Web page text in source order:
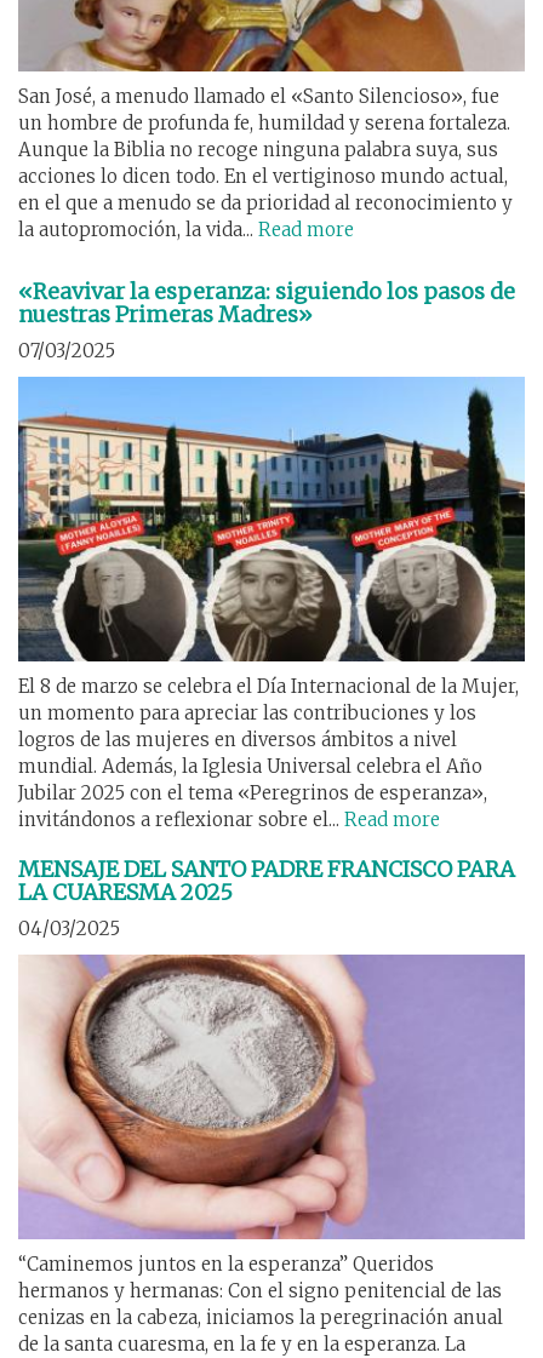
San José, a menudo llamado el «Santo Silencioso», fue
un hombre de profunda fe, humildad y serena fortaleza.
Aunque la Biblia no recoge ninguna palabra suya, sus
acciones lo dicen todo. En el vertiginoso mundo actual,
en el que a menudo se da prioridad al reconocimiento y
la autopromoción, la vida... Read more
«Reavivar la esperanza: siguiendo los pasos de
nuestras Primeras Madres»
07/03/2025
El 8 de marzo se celebra el Día Internacional de la Mujer,
un momento para apreciar las contribuciones y los
logros de las mujeres en diversos ámbitos a nivel
mundial. Además, la Iglesia Universal celebra el Año
Jubilar 2025 con el tema «Peregrinos de esperanza»,
invitándonos a reflexionar sobre el... Read more
MENSAJE DEL SANTO PADRE FRANCISCO PARA
LA CUARESMA 2025
04/03/2025
“Caminemos juntos en la esperanza” Queridos
hermanos y hermanas: Con el signo penitencial de las
cenizas en la cabeza, iniciamos la peregrinación anual
de la santa cuaresma, en la fe y en la esperanza. La